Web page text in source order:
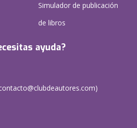
Simulador de publicación
de libros
ayuda?
)